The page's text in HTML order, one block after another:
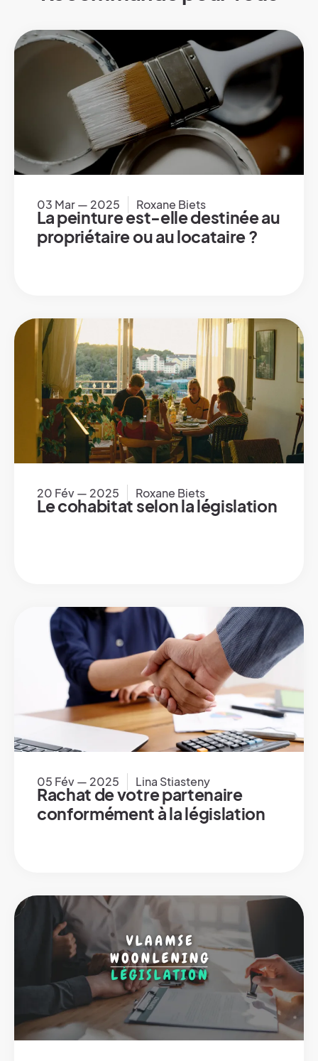
03 Mar — 2025 Roxane Biets
La peinture est-elle destinée au
propriétaire ou au locataire ?
20 Fév — 2025 Roxane Biets
Le cohabitat selon la législation
05 Fév — 2025 Lina Stiasteny
Rachat de votre partenaire
conformément à la législation